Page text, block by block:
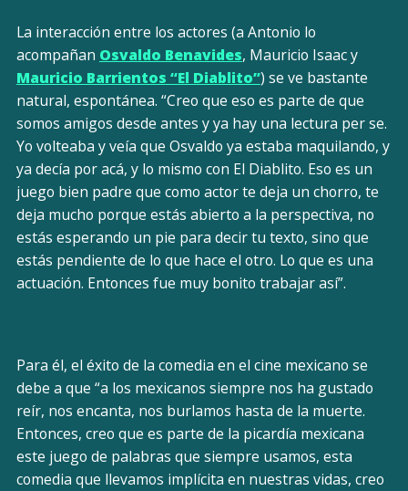
La interacción entre los actores (a Antonio lo
acompañan Osvaldo Benavides, Mauricio Isaac y
Mauricio Barrientos “El Diablito”) se ve bastante
natural, espontánea. “Creo que eso es parte de que
somos amigos desde antes y ya hay una lectura per se.
Yo volteaba y veía que Osvaldo ya estaba maquilando, y
ya decía por acá, y lo mismo con El Diablito. Eso es un
juego bien padre que como actor te deja un chorro, te
deja mucho porque estás abierto a la perspectiva, no
estás esperando un pie para decir tu texto, sino que
estás pendiente de lo que hace el otro. Lo que es una
actuación. Entonces fue muy bonito trabajar así”.
Para él, el éxito de la comedia en el cine mexicano se
debe a que “a los mexicanos siempre nos ha gustado
reír, nos encanta, nos burlamos hasta de la muerte.
Entonces, creo que es parte de la picardía mexicana
este juego de palabras que siempre usamos, esta
comedia que llevamos implícita en nuestras vidas, creo